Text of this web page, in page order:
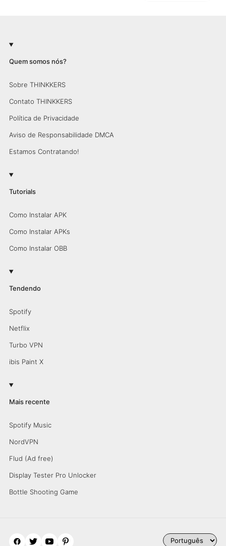
Quem somos nós?
Sobre THINKKERS
Contato THINKKERS
Política de Privacidade
Aviso de Responsabilidade DMCA
Estamos Contratando!
Tutorials
Como Instalar APK
Como Instalar APKs
Como Instalar OBB
Tendendo
Spotify
Netflix
Turbo VPN
ibis Paint X
Mais recente
Spotify Music
NordVPN
Flud (Ad free)
Display Tester Pro Unlocker
Bottle Shooting Game